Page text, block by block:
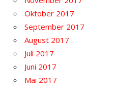
Oktober 2017
September 2017
August 2017
Juli 2017
Juni 2017
Mai 2017